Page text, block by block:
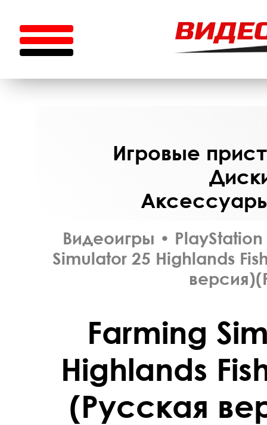
Игровые
Видеоигры • PlayStation
Simulator 25 Highlands
Farming
Highlands
(Русская